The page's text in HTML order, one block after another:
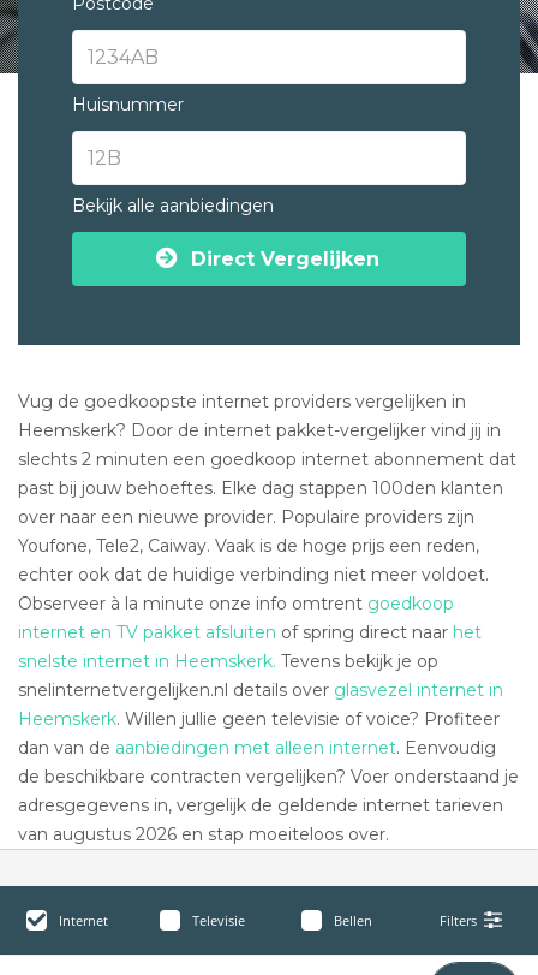
Huisnummer
Bekijk alle aanbiedingen
Direct Vergelijken
Vug de goedkoopste internet providers vergelijken in
Heemskerk? Door de internet pakket-vergelijker vind jij in
slechts 2 minuten een goedkoop internet abonnement dat
past bij jouw behoeftes. Elke dag stappen 100den klanten
over naar een nieuwe provider. Populaire providers zijn
Youfone, Tele2, Caiway. Vaak is de hoge prijs een reden,
echter ook dat de huidige verbinding niet meer voldoet.
Observeer à la minute onze info omtrent goedkoop
internet en TV pakket afsluiten of spring direct naar het
snelste internet in Heemskerk. Tevens bekijk je op
snelinternetvergelijken.nl details over glasvezel internet in
Heemskerk. Willen jullie geen televisie of voice? Profiteer
dan van de aanbiedingen met alleen internet. Eenvoudig
de beschikbare contracten vergelijken? Voer onderstaand je
adresgegevens in, vergelijk de geldende internet tarieven
van augustus 2026 en stap moeiteloos over.
Internet Televisie Bellen Filters